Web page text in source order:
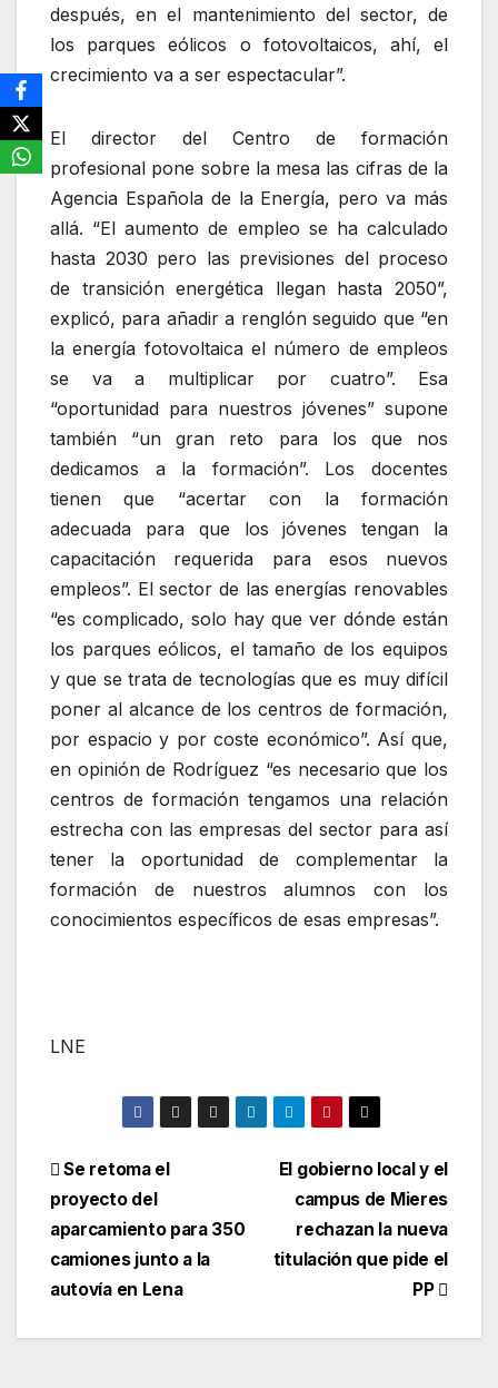
después, en el mantenimiento del sector, de
los parques eólicos o fotovoltaicos, ahí, el
crecimiento va a ser espectacular”.
El director del Centro de formación
profesional pone sobre la mesa las cifras de la
Agencia Española de la Energía, pero va más
allá. “El aumento de empleo se ha calculado
hasta 2030 pero las previsiones del proceso
de transición energética llegan hasta 2050”,
explicó, para añadir a renglón seguido que “en
la energía fotovoltaica el número de empleos
se va a multiplicar por cuatro”. Esa
“oportunidad para nuestros jóvenes” supone
también “un gran reto para los que nos
dedicamos a la formación”. Los docentes
tienen que “acertar con la formación
adecuada para que los jóvenes tengan la
capacitación requerida para esos nuevos
empleos”. El sector de las energías renovables
“es complicado, solo hay que ver dónde están
los parques eólicos, el tamaño de los equipos
y que se trata de tecnologías que es muy difícil
poner al alcance de los centros de formación,
por espacio y por coste económico”. Así que,
en opinión de Rodríguez “es necesario que los
centros de formación tengamos una relación
estrecha con las empresas del sector para así
tener la oportunidad de complementar la
formación de nuestros alumnos con los
conocimientos específicos de esas empresas”.
LNE
Navegación
de
entradas
El gobierno local y el
campus de Mieres
rechazan la nueva
titulación que pide el
PP
Se retoma el
proyecto del
aparcamiento para 350
camiones junto a la
autovía en Lena